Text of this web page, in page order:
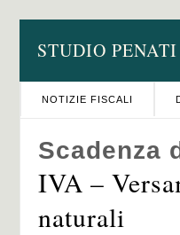
STUDIO PENATI
NOTIZIE FISCALI
Scadenza
IVA –
naturali